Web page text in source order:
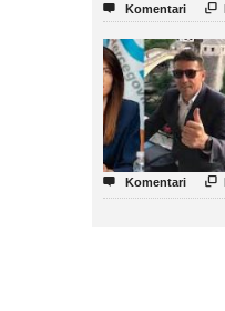
 Komentari 
 Komentari 